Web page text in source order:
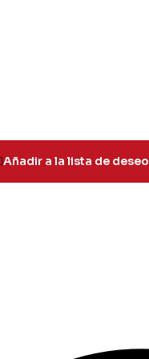
Añadir a la lista de